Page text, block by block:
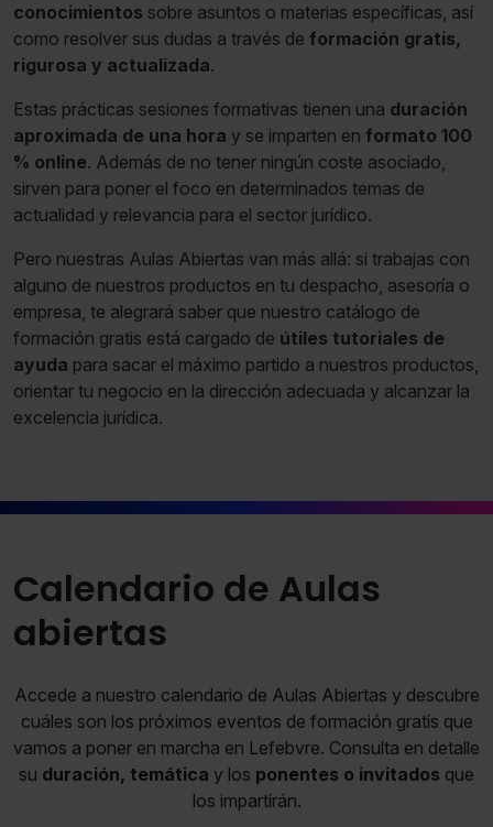
conocimientos sobre asuntos o materias específicas, así
como resolver sus dudas a través de formación gratis,
rigurosa y actualizada.
Estas prácticas sesiones formativas tienen una duración
aproximada de una hora y se imparten en formato 100
% online. Además de no tener ningún coste asociado,
sirven para poner el foco en determinados temas de
actualidad y relevancia para el sector jurídico.
Pero nuestras Aulas Abiertas van más allá: si trabajas con
alguno de nuestros productos en tu despacho, asesoría o
empresa, te alegrará saber que nuestro catálogo de
formación gratis está cargado de útiles tutoriales de
ayuda para sacar el máximo partido a nuestros productos,
orientar tu negocio en la dirección adecuada y alcanzar la
excelencia jurídica.
Calendario de Aulas
abiertas
Accede a nuestro calendario de Aulas Abiertas y descubre
cuáles son los próximos eventos de formación gratis que
vamos a poner en marcha en Lefebvre. Consulta en detalle
su duración, temática y los ponentes o invitados que
los impartirán.